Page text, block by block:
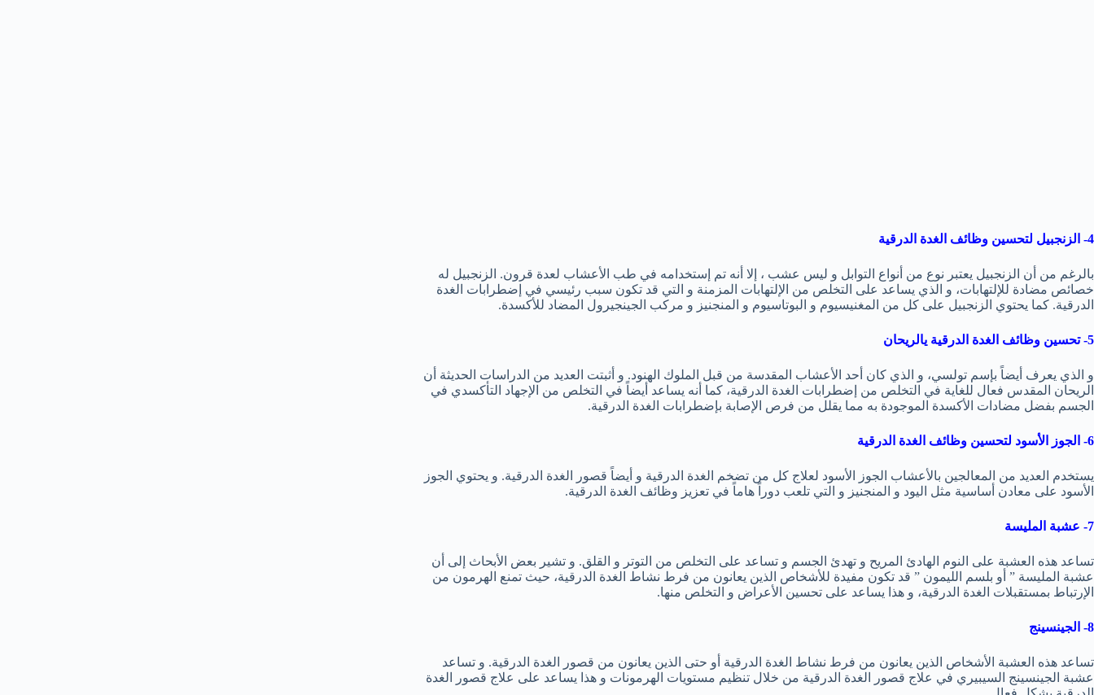
4- الزنجبيل لتحسين وظائف الغدة الدرقية
بالرغم من أن الزنجبيل يعتبر نوع من أنواع التوابل و ليس عشب ، إلا أنه تم إستخدامه في طب الأعشاب لعدة قرون. الزنجبيل له
خصائص مضادة للإلتهابات، و الذي يساعد على التخلص من الإلتهابات المزمنة و التي قد تكون سبب رئيسي في إضطرابات الغدة
الدرقية. كما يحتوي الزنجبيل على كل من المغنيسيوم و البوتاسيوم و المنجنيز و مركب الجينجيرول المضاد للأكسدة.
5- تحسين وظائف الغدة الدرقية يالريحان
و الذي يعرف أيضاً بإسم تولسي، و الذي كان أحد الأعشاب المقدسة من قبل الملوك الهنود. و أثبتت العديد من الدراسات الحديثة أن
الريحان المقدس فعال للغاية في التخلص من إضطرابات الغدة الدرقية، كما أنه يساعد أيضاً في التخلص من الإجهاد التأكسدي في
الجسم بفضل مضادات الأكسدة الموجودة به مما يقلل من فرص الإصابة بإضطرابات الغدة الدرقية.
6- الجوز الأسود لتحسين وظائف الغدة الدرقية
يستخدم العديد من المعالجين بالأعشاب الجوز الأسود لعلاج كل من تضخم الغدة الدرقية و أيضاً قصور الغدة الدرقية. و يحتوي الجوز
الأسود على معادن أساسية مثل اليود و المنجنيز و التي تلعب دوراً هاماً في تعزيز وظائف الغدة الدرقية.
7- عشبة المليسة
تساعد هذه العشبة على النوم الهادئ المريح و تهدئ الجسم و تساعد على التخلص من التوتر و القلق. و تشير بعض الأبحاث إلى أن
عشبة المليسة ” أو بلسم الليمون ” قد تكون مفيدة للأشخاص الذين يعانون من فرط نشاط الغدة الدرقية، حيث تمنع الهرمون من
الإرتباط بمستقبلات الغدة الدرقية، و هذا يساعد على تحسين الأعراض و التخلص منها.
8- الجينسينج
تساعد هذه العشبة الأشخاص الذين يعانون من فرط نشاط الغدة الدرقية أو حتى الذين يعانون من قصور الغدة الدرقية. و تساعد
عشبة الجينسينج السيبيري في علاج قصور الغدة الدرقية من خلال تنظيم مستويات الهرمونات و هذا يساعد على علاج قصور الغدة